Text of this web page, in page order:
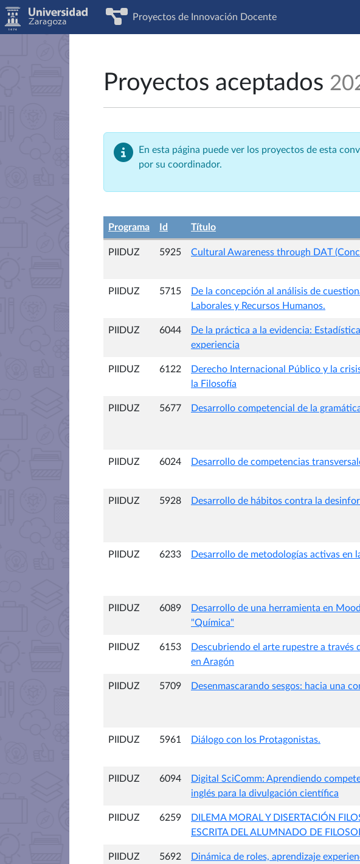
Proyectos de Innovación Docente
Proyectos aceptados
En esta página puede ver los proyectos de esta
por su coordinador.
Programa Id Título
PIIDUZ 5925 Cultural Awareness through DAT
PIIDUZ 5715
De la concepción al análisis de
Laborales y Recursos Humanos.
PIIDUZ 6044
De la práctica a la evidencia:
experiencia
PIIDUZ 6122
Derecho Internacional Público y la
la Filosofía
PIIDUZ 5677 Desarrollo competencial de la
PIIDUZ 6024 Desarrollo de competencias
PIIDUZ 5928 Desarrollo de hábitos contra la
PIIDUZ 6233 Desarrollo de metodologías activas en
PIIDUZ 6089
Desarrollo de una herramienta en
"Química"
PIIDUZ 6153
Descubriendo el arte rupestre a
en Aragón
PIIDUZ 5709 Desenmascarando sesgos: hacia una
PIIDUZ 5961 Diálogo con los Protagonistas.
PIIDUZ 6094
Digital SciComm: Aprendiendo
inglés para la divulgación científica
PIIDUZ 6259
DILEMA MORAL Y DISERTACIÓN
ESCRITA DEL ALUMNADO DE
PIIDUZ 5692
Dinámica de roles, aprendizaje